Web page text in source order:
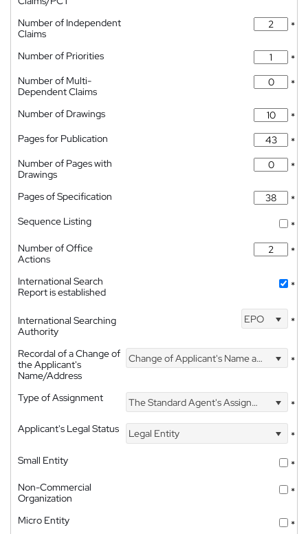
Number of Independent
Claims
*
Number of Priorities
*
Number of Multi-
Dependent Claims
*
Number of Drawings
*
Pages for Publication
*
Number of Pages with
Drawings
*
Pages of Specification
*
Sequence Listing
*
Number of Office
Actions
*
International Search
Report is established
*
International Searching
Authority
EPO *
Recordal of a Change of
the Applicant's
Name/Address
Change of Applicant's Name and Address *
Type of Assignment The Standard Agent's Assignment
*
Applicant's Legal Status
Legal Entity
*
Small Entity
*
Non-Commercial
Organization
*
Micro Entity
*